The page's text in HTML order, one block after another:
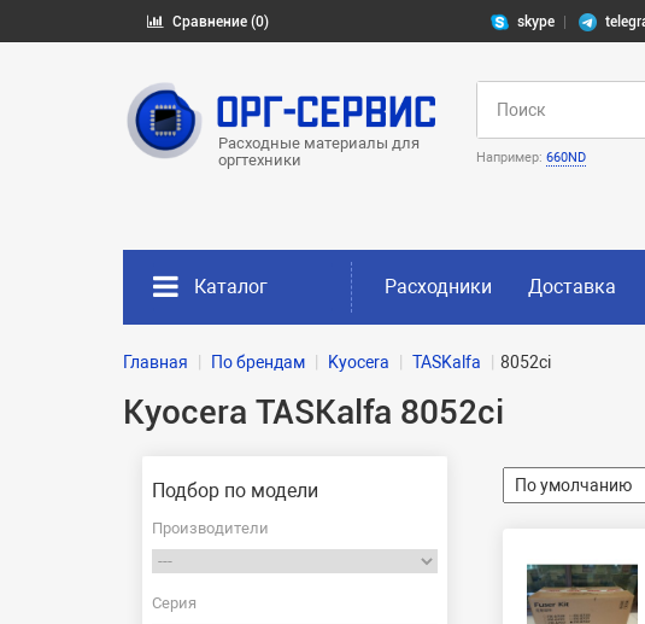
Сравнение (0) skype
Расходные материалы для
оргтехники
Например: 660ND
Каталог Расходники Доставка
Главная По брендам Kyocera TASKalfa 8052ci
Kyocera TASKalfa 8052ci
Подбор по модели
Производители
Серия